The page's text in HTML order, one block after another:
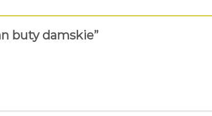
buty damskie”